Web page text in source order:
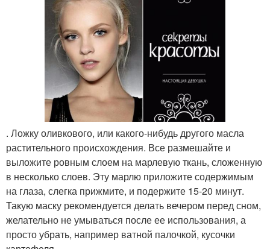
. Ложку оливкового, или какого-нибудь другого масла
растительного происхождения. Все размешайте и
выложите ровным слоем на марлевую ткань, сложенную
в несколько слоев. Эту марлю приложите содержимым
на глаза, слегка прижмите, и подержите 15-20 минут.
Такую маску рекомендуется делать вечером перед сном,
желательно не умываться после ее использования, а
просто убрать, например ватной палочкой, кусочки